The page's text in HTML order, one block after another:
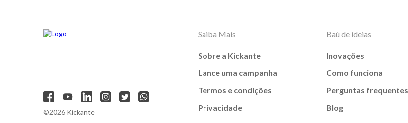
©2026 Kickante
Saiba Mais
Sobre a Kickante
Lance uma campanha
Termos e condições
Privacidade
Baú de ideias
Inovações
Como funciona
Perguntas frequentes
Blog